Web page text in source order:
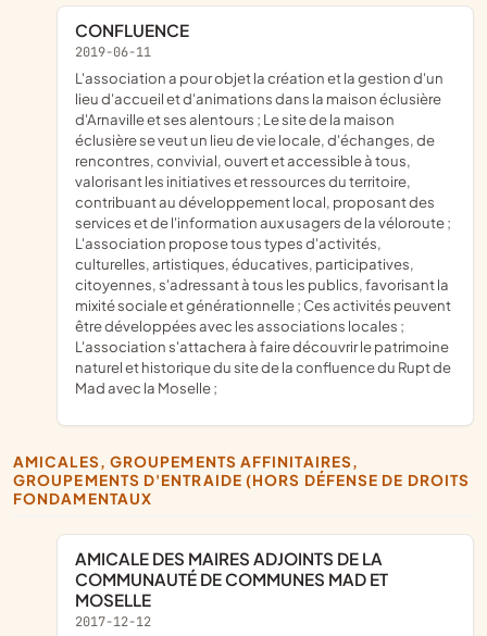
CONFLUENCE
2019-06-11
l'association a pour objet la création et la gestion d'un
lieu d'accueil et d'animations dans la maison éclusière
d'Arnaville et ses alentours ; Le site de la maison
éclusière se veut un lieu de vie locale, d'échanges, de
rencontres, convivial, ouvert et accessible à tous,
valorisant les initiatives et ressources du territoire,
contribuant au développement local, proposant des
services et de l'information aux usagers de la véloroute ;
L'association propose tous types d'activités,
culturelles, artistiques, éducatives, participatives,
citoyennes, s'adressant à tous les publics, favorisant la
mixité sociale et générationnelle ; Ces activités peuvent
être développées avec les associations locales ;
L'association s'attachera à faire découvrir le patrimoine
naturel et historique du site de la confluence du Rupt de
Mad avec la Moselle ;
AMICALES, GROUPEMENTS AFFINITAIRES,
GROUPEMENTS D'ENTRAIDE (HORS DÉFENSE DE DROITS
FONDAMENTAUX
AMICALE DES MAIRES ADJOINTS DE LA
COMMUNAUTÉ DE COMMUNES MAD ET
MOSELLE
2017-12-12